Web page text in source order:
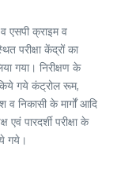
एसपी क्राइम व
परीक्षा केंद्रों का
गया। निरीक्षण के
किये गये कंट्रोल रूम,
व निकासी के मार्गों आदि
पारदर्शी परीक्षा के
गये।